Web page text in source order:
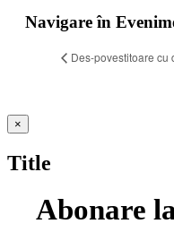
Navigare în
Des-povestitoare cu
Close
product
view
×
Title
Abonare